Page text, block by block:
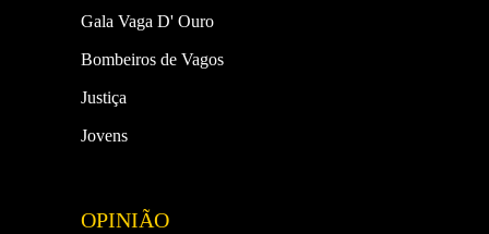
Gala Vaga D' Ouro
Bombeiros de Vagos
Justiça
Jovens
OPINIÃO